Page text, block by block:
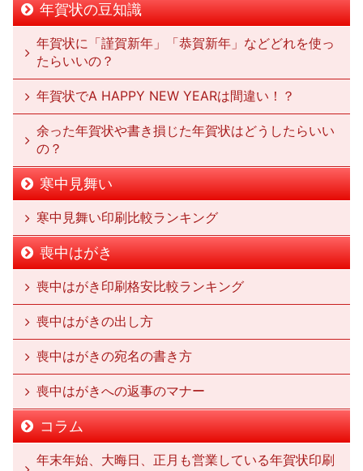
年賀状の豆知識
年賀状に「謹賀新年」「恭賀新年」などどれを使っ
たらいいの？
年賀状でA HAPPY NEW YEARは間違い！？
余った年賀状や書き損じた年賀状はどうしたらいい
の？
寒中見舞い
寒中見舞い印刷比較ランキング
喪中はがき
喪中はがき印刷格安比較ランキング
喪中はがきの出し方
喪中はがきの宛名の書き方
喪中はがきへの返事のマナー
コラム
年末年始、大晦日、正月も営業している年賀状印刷